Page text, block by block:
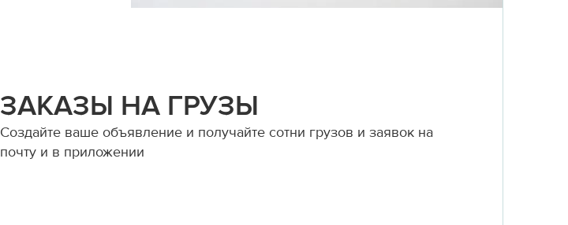
ЗАКАЗЫ НА ГРУЗЫ
Создайте ваше объявление и получайте сотни грузов и заявок на
почту и в приложении